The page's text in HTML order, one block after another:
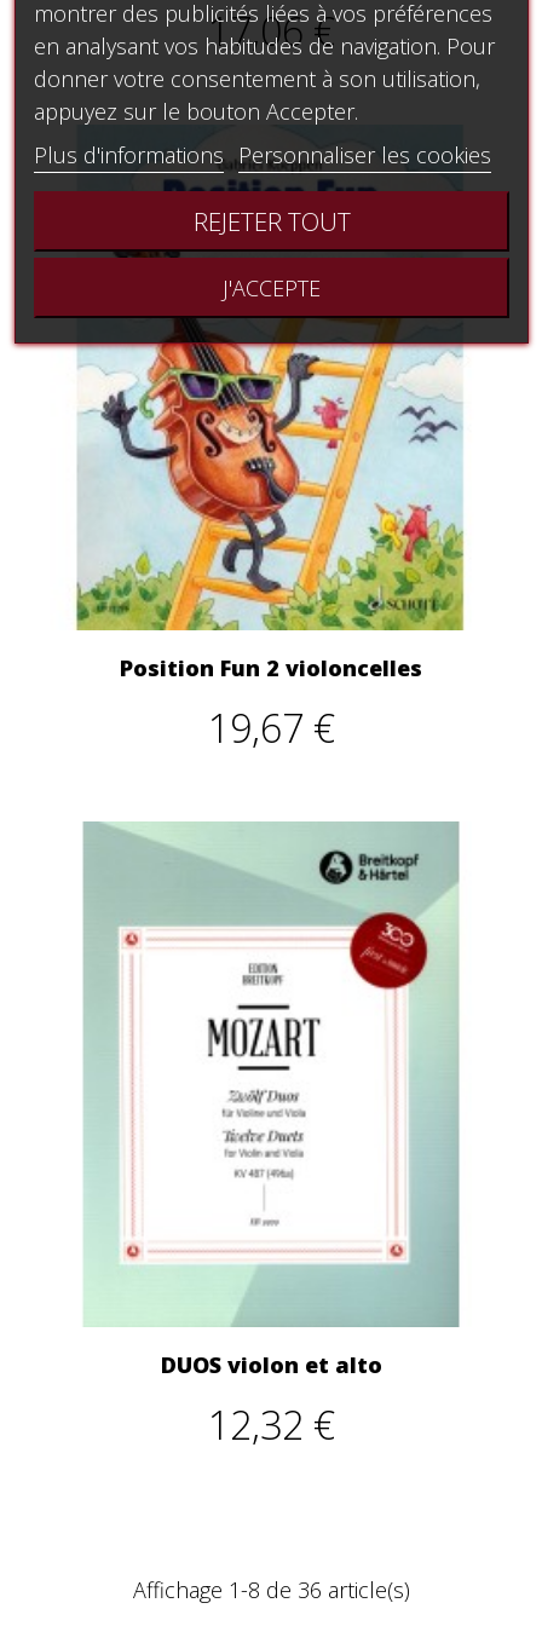
17,06 €
Position Fun 2 violoncelles
19,67 €
DUOS violon et alto
12,32 €
Affichage 1-8 de 36 article(s)
montrer des publicités liées à vos préférences
en analysant vos habitudes de navigation. Pour
donner votre consentement à son utilisation,
appuyez sur le bouton Accepter.
Plus d'informations
Personnaliser les cookies
REJETER TOUT
J'ACCEPTE